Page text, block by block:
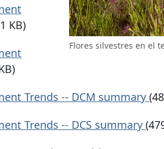
Flores silvestres en el
KB)
Trends -- DCM summary
Trends -- DCS summary